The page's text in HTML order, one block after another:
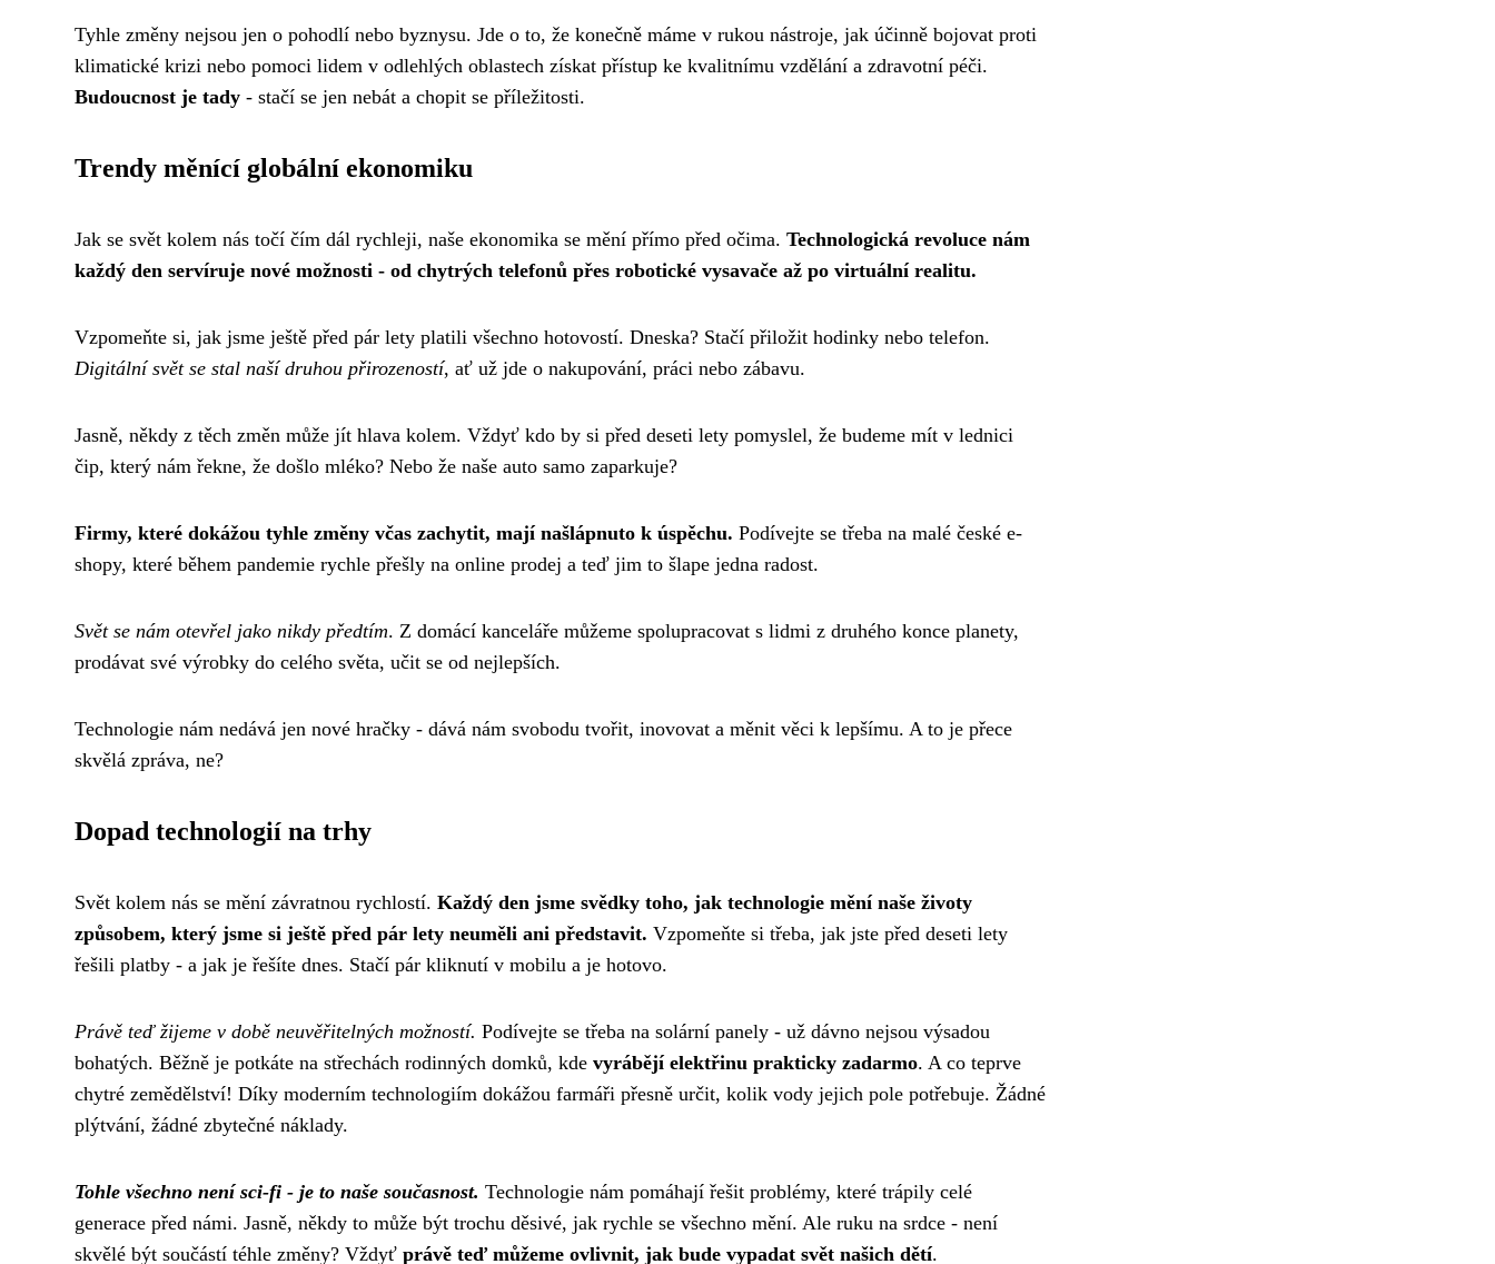
Tyhle změny nejsou jen o pohodlí nebo byznysu. Jde o to, že konečně máme v rukou nástroje, jak účinně bojovat proti
klimatické krizi nebo pomoci lidem v odlehlých oblastech získat přístup ke kvalitnímu vzdělání a zdravotní péči.
Budoucnost je tady - stačí se jen nebát a chopit se příležitosti.
Trendy měnící globální ekonomiku
Jak se svět kolem nás točí čím dál rychleji, naše ekonomika se mění přímo před očima. Technologická revoluce nám
každý den servíruje nové možnosti - od chytrých telefonů přes robotické vysavače až po virtuální realitu.
Vzpomeňte si, jak jsme ještě před pár lety platili všechno hotovostí. Dneska? Stačí přiložit hodinky nebo telefon.
Digitální svět se stal naší druhou přirozeností, ať už jde o nakupování, práci nebo zábavu.
Jasně, někdy z těch změn může jít hlava kolem. Vždyť kdo by si před deseti lety pomyslel, že budeme mít v lednici
čip, který nám řekne, že došlo mléko? Nebo že naše auto samo zaparkuje?
Firmy, které dokážou tyhle změny včas zachytit, mají našlápnuto k úspěchu. Podívejte se třeba na malé české e-
shopy, které během pandemie rychle přešly na online prodej a teď jim to šlape jedna radost.
Svět se nám otevřel jako nikdy předtím. Z domácí kanceláře můžeme spolupracovat s lidmi z druhého konce planety,
prodávat své výrobky do celého světa, učit se od nejlepších.
Technologie nám nedává jen nové hračky - dává nám svobodu tvořit, inovovat a měnit věci k lepšímu. A to je přece
skvělá zpráva, ne?
Dopad technologií na trhy
Svět kolem nás se mění závratnou rychlostí. Každý den jsme svědky toho, jak technologie mění naše životy
způsobem, který jsme si ještě před pár lety neuměli ani představit. Vzpomeňte si třeba, jak jste před deseti lety
řešili platby - a jak je řešíte dnes. Stačí pár kliknutí v mobilu a je hotovo.
Právě teď žijeme v době neuvěřitelných možností. Podívejte se třeba na solární panely - už dávno nejsou výsadou
bohatých. Běžně je potkáte na střechách rodinných domků, kde vyrábějí elektřinu prakticky zadarmo. A co teprve
chytré zemědělství! Díky moderním technologiím dokážou farmáři přesně určit, kolik vody jejich pole potřebuje. Žádné
plýtvání, žádné zbytečné náklady.
Tohle všechno není sci-fi - je to naše současnost. Technologie nám pomáhají řešit problémy, které trápily celé
generace před námi. Jasně, někdy to může být trochu děsivé, jak rychle se všechno mění. Ale ruku na srdce - není
skvělé být součástí téhle změny? Vždyť právě teď můžeme ovlivnit, jak bude vypadat svět našich dětí.